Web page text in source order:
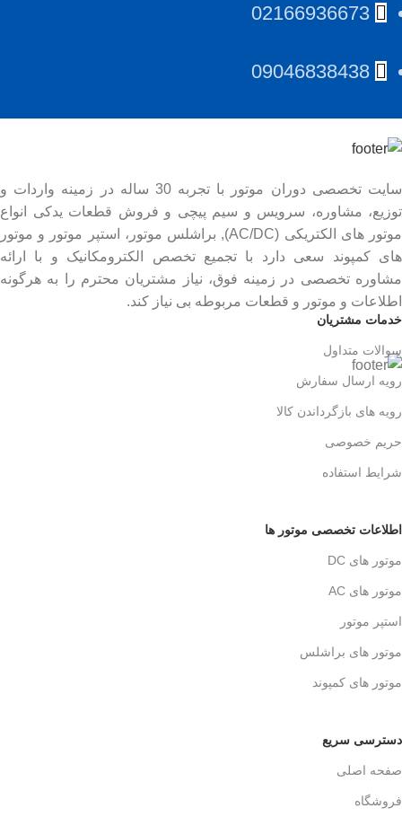
02166936673
09046838438
سایت تخصصی دوران موتور با تجربه 30 ساله در زمینه واردات و
توزیع، مشاوره، سرویس و سیم پیچی و فروش قطعات یدکی انواع
موتور های الکتریکی (AC/DC), براشلس موتور، استپر موتور و موتور
های کمپوند سعی دارد با تجمیع تخصص الکترومکانیک و با ارائه
مشاوره تخصصی در زمینه فوق، نیاز مشتریان محترم را به هرگونه
اطلاعات و موتور و قطعات مربوطه بی نیاز کند.
خدمات مشتریان
سوالات متداول
رویه ارسال سفارش
رویه های بازگرداندن کالا
حریم خصوصی
شرایط استفاده
اطلاعات تخصصی موتور ها
موتور های DC
موتور های AC
استپر موتور
موتور های براشلس
موتور های کمپوند
دسترسی سریع
صفحه اصلی
فروشگاه